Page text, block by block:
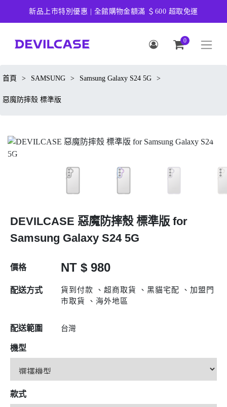
新品上市特別優惠 | 全館購物金額滿 ＄600 超取免運
0
首頁 > SAMSUNG > Samsung Galaxy S24 5G >
惡魔防摔殼 標準版
DEVILCASE 惡魔防摔殼 標準版 for
Samsung Galaxy S24 5G
價格 NT $ 980
配送方式
貨到付款 、超商取貨 、黑貓宅配 、加盟門
市取貨 、海外地區
配送範圍 台灣
機型
款式